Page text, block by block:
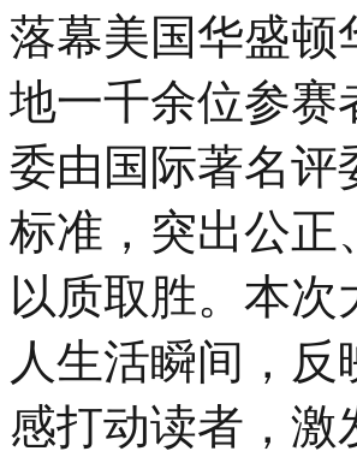
落幕美国华盛顿
地一千余位参赛
委由国际著名评
标准，突出公正
以质取胜。本
人生活瞬间，
感打动读者，激